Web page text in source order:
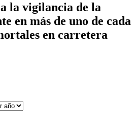
la vigilancia de la
en más de uno de cada
en carretera